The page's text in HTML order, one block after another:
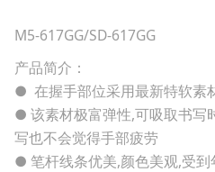
M5-617GG/SD-617GG
产品简介：
● 在握手部位采用最新特软素
● 该素材极富弹性,可吸取书写
写也不会觉得手部疲劳
● 笔杆线条优美,颜色美观,受到